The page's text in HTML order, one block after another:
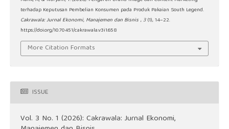
terhadap Keputusan Pembelian Konsumen pada Produk Pakaian South Legend.
Cakrawala: Jurnal Ekonomi, Manajemen dan Bisnis ,3 (1), 14–22.
https://doi.org/10.70451/cakrawala.v3i1.658
More Citation Formats
ISSUE
Vol. 3 No. 1 (2026): Cakrawala: Jurnal Ekonomi,